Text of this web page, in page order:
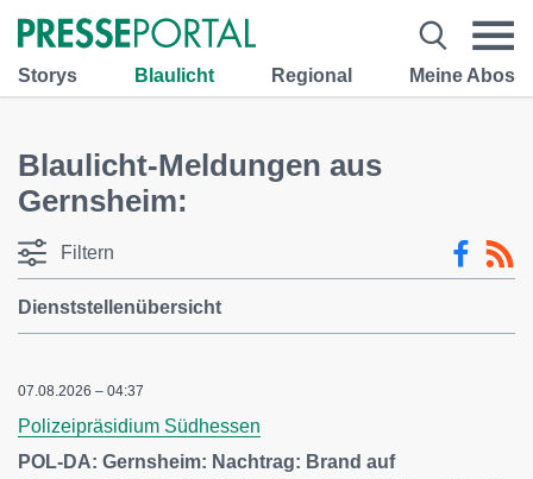
Storys Blaulicht Regional Meine Abos
Blaulicht-Meldungen aus
Gernsheim:
Filtern
Dienststellenübersicht
07.08.2026 – 04:37
Polizeipräsidium Südhessen
POL-DA: Gernsheim: Nachtrag: Brand auf